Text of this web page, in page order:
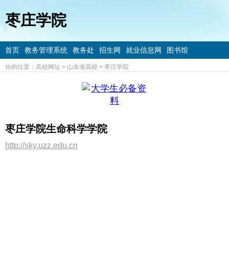
枣庄学院
首页 教务管理系统 教务处 招生网 就业信息网 图书馆
你的位置： 高校网址 > 山东省高校 > 枣庄学院
枣庄学院生命科学学院
http://sky.uzz.edu.cn